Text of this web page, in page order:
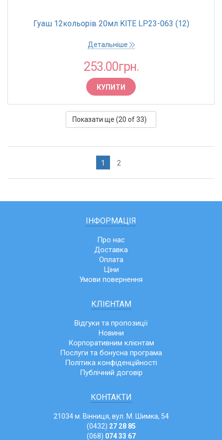
Гуаш 12кольорів 20мл KITE LP23-063 (12)
Детальніше
253.00грн.
КУПИТИ
Показати ще (20 of 33)
1 2
ІНФОРМАЦІЯ
Про нас
Доставка
Оплата
Ціни
Умови повернення
КЛІЄНТАМ
Відгуки та пропозиції
Новини
Корпоративним клієнтам
Послуги та бонусна програма
Політика конфіденційності
Публічний договір
КОНТАКТИ
21034 м. Вінниця, вул. М. Шимка, 54
(0432) 27 28 85
(068) 074 33 67